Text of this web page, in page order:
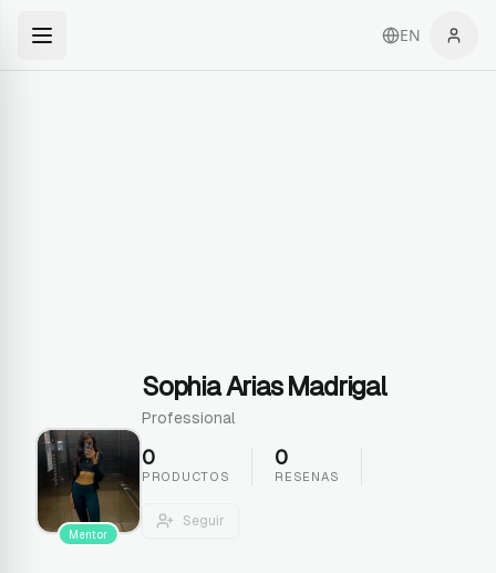
EN
Mentor
Sophia Arias Madrigal
Professional
0
PRODUCTOS
0
RESENAS
Seguir